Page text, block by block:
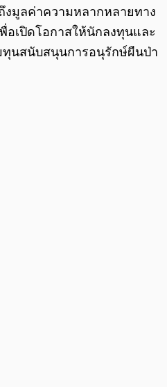
มูลค่าความหลากหลายทาง
อเปิดโอกาสให้นักลงทุนและ
ทุนสนับสนุนการอนุรักษ์ผืนป่า